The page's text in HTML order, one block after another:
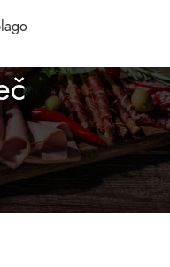
označen „mleč“